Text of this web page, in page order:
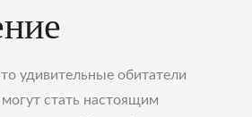
удивительные обитатели
стать настоящим